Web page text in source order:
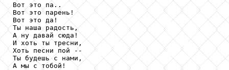
Вот это па..
Вот это парень!
Вот это да!
Ты наша радость,
А ну давай сюда!
И хоть ты тресни,
Хоть песни пой --
Ты будешь с нами,
А мы с тобой!